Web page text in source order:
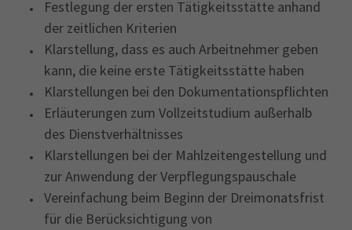
Festlegung der ersten Tätigkeitsstätte anhand
der zeitlichen Kriterien
Klarstellung, dass es auch Arbeitnehmer geben
kann, die keine erste Tätigkeitsstätte haben
Klarstellungen bei den Dokumentationspflichten
Erläuterungen zum Vollzeitstudium außerhalb
des Dienstverhältnisses
Klarstellungen bei der Mahlzeitengestellung und
zur Anwendung der Verpflegungspauschale
Vereinfachung beim Beginn der Dreimonatsfrist
für die Berücksichtigung von